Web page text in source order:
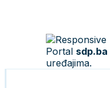
Portal sdp.ba
uređajima.